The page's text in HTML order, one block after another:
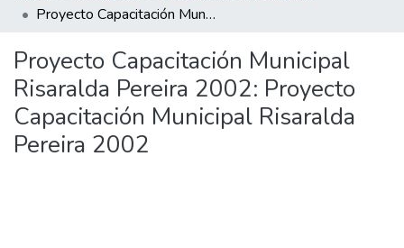
Proyecto Capacitación Municipal Risaralda Pereira 2002: Proyecto Capacitación Municipal Risaralda Pereira 2002
Proyecto Capacitación Municipal
Risaralda Pereira 2002: Proyecto
Capacitación Municipal Risaralda
Pereira 2002